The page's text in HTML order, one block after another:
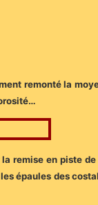
remonté la
remise en piste
épaules des